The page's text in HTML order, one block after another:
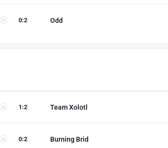
Odd
0:2
Team Xolotl
1 :2
Burning Brid
0:2